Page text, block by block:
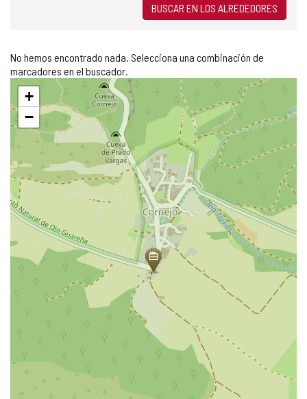
BUSCAR EN LOS ALREDEDORES
No hemos encontrado nada. Selecciona una combinación de
marcadores en el buscador.
Saltar
mapa
+
−